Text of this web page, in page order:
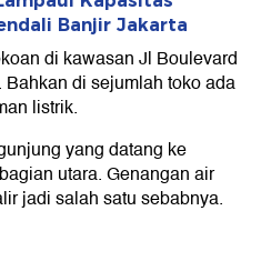
Banjir Jakarta
di kawasan Jl Boulevard
di sejumlah toko ada
listrik.
yang datang ke
utara. Genangan air
jadi salah satu sebabnya.